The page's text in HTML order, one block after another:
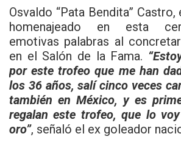
Osvaldo “Pata Bendita”
homenajeado en esta
emotivas palabras al
en el Salón de la Fama.
por este trofeo que me han
los 36 años, salí cinco veces
también en México, y es
regalan este trofeo, que lo
oro”, señaló el ex goleador